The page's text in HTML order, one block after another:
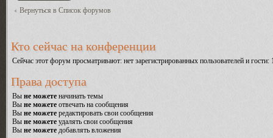
Вернуться в Список форумов
Кто сейчас на конференции
Сейчас этот форум просматривают: нет зарегистрированных пользователей и гости:
Права доступа
Вы не можете начинать темы
Вы не можете отвечать на сообщения
Вы не можете редактировать свои сообщения
Вы не можете удалять свои сообщения
Вы не можете добавлять вложения